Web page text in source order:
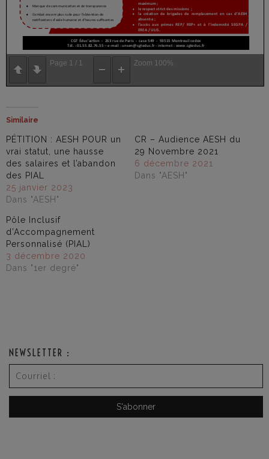
Page 1 / 1 Zoom 100%
Similaire
PÉTITION : AESH POUR un
vrai statut, une hausse
des salaires et l’abandon
des PIAL
25 janvier 2023
Dans "AESH"
CR – Audience AESH du
29 Novembre 2021
6 décembre 2021
Dans "AESH"
Pôle Inclusif
d’Accompagnement
Personnalisé (PIAL)
3 décembre 2020
Dans "1er degré"
NEWSLETTER :